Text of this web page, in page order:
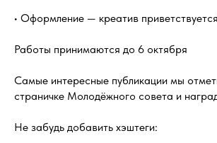
• Оформление — креатив
Работы принимаются до 6 октября
Самые интересные публикации мы
страничке Молодёжного совета и
Не забудь добавить хэштеги: